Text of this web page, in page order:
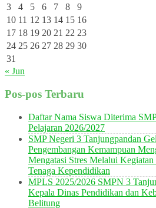
3
4 5 6 7 8
9
10 11 12 13 14 15 16
17 18 19 20 21 22 23
24 25 26 27 28 29 30
31
« Jun
Pos-pos Terbaru
Daftar Nama Siswa Diterima
Pelajaran 2026/2027
SMP Negeri 3 Tanjungpandan
Pengembangan Kemampuan
Mengatasi Stres Melalui
Tenaga Kependidikan
MPLS 2025/2026 SMPN 3
Kepala Dinas Pendidikan dan
Belitung